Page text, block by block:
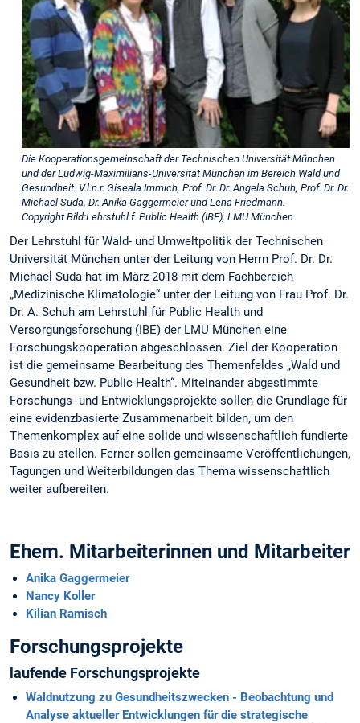
Die Kooperationsgemeinschaft der Technischen Universität München
und der Ludwig-Maximilians-Universität München im Bereich Wald und
Gesundheit. V.l.n.r. Giseala Immich, Prof. Dr. Dr. Angela Schuh, Prof. Dr. Dr.
Michael Suda, Dr. Anika Gaggermeier und Lena Friedmann.
Copyright Bild:Lehrstuhl f. Public Health (IBE), LMU München
Der Lehrstuhl für Wald- und Umweltpolitik der Technischen
Universität München unter der Leitung von Herrn Prof. Dr. Dr.
Michael Suda hat im März 2018 mit dem Fachbereich
„Medizinische Klimatologie“ unter der Leitung von Frau Prof. Dr.
Dr. A. Schuh am Lehrstuhl für Public Health und
Versorgungsforschung (IBE) der LMU München eine
Forschungskooperation abgeschlossen. Ziel der Kooperation
ist die gemeinsame Bearbeitung des Themenfeldes „Wald und
Gesundheit bzw. Public Health“. Miteinander abgestimmte
Forschungs- und Entwicklungsprojekte sollen die Grundlage für
eine evidenzbasierte Zusammenarbeit bilden, um den
Themenkomplex auf eine solide und wissenschaftlich fundierte
Basis zu stellen. Ferner sollen gemeinsame Veröffentlichungen,
Tagungen und Weiterbildungen das Thema wissenschaftlich
weiter aufbereiten.
Ehem. Mitarbeiterinnen und Mitarbeiter
Anika Gaggermeier
Nancy Koller
Kilian Ramisch
Forschungsprojekte
laufende Forschungsprojekte
Waldnutzung zu Gesundheitszwecken - Beobachtung und
Analyse aktueller Entwicklungen für die strategische